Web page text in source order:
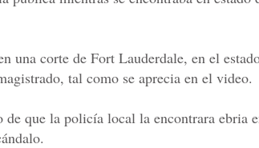
una corte de Fort Lauderdale, en el
tal como se aprecia en el video.
que la policía local la encontrara ebria